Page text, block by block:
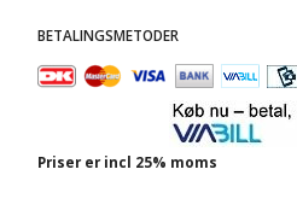
BETALINGSMETODER
Priser er incl 25% moms